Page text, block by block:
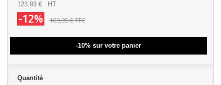
123,93 € HT
-12% 169,95 €TTC
-10% sur votre panier
Quantité